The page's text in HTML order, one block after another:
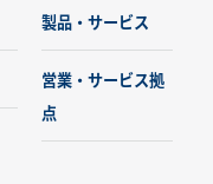
製品・サービス
営業・サービス拠
点